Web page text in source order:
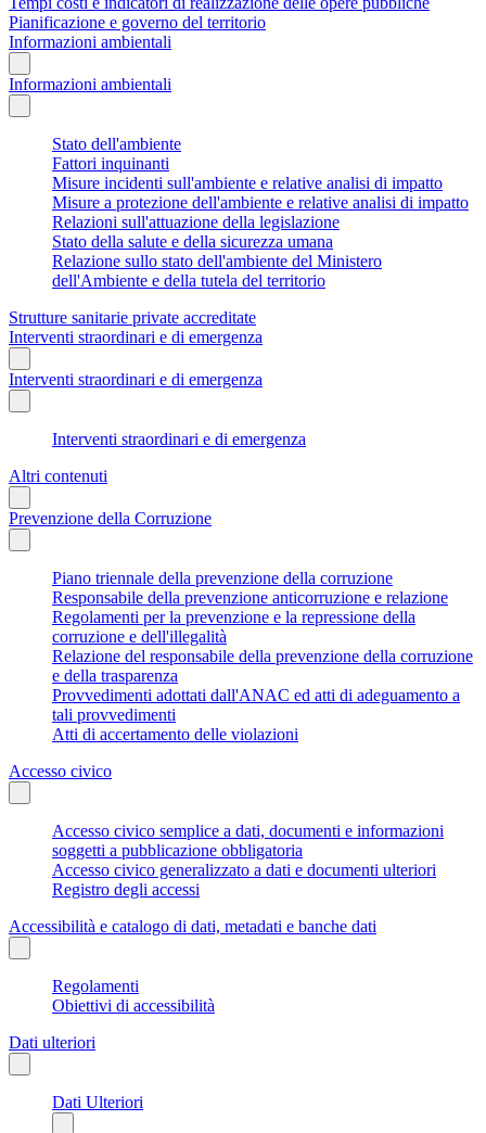
Pianificazione e governo del territorio
Informazioni ambientali
Informazioni ambientali
Stato dell'ambiente
Fattori inquinanti
Misure incidenti sull'ambiente e relative analisi di impatto
Misure a protezione dell'ambiente e relative analisi di impatto
Relazioni sull'attuazione della legislazione
Stato della salute e della sicurezza umana
Relazione sullo stato dell'ambiente del Ministero
dell'Ambiente e della tutela del territorio
Strutture sanitarie private accreditate
Interventi straordinari e di emergenza
Interventi straordinari e di emergenza
Interventi straordinari e di emergenza
Altri contenuti
Prevenzione della Corruzione
Piano triennale della prevenzione della corruzione
Responsabile della prevenzione anticorruzione e relazione
Regolamenti per la prevenzione e la repressione della
corruzione e dell'illegalità
Relazione del responsabile della prevenzione della corruzione
e della trasparenza
Provvedimenti adottati dall'ANAC ed atti di adeguamento a
tali provvedimenti
Atti di accertamento delle violazioni
Accesso civico
Accesso civico semplice a dati, documenti e informazioni
soggetti a pubblicazione obbligatoria
Accesso civico generalizzato a dati e documenti ulteriori
Registro degli accessi
Accessibilità e catalogo di dati, metadati e banche dati
Regolamenti
Obiettivi di accessibilità
Dati ulteriori
Dati Ulteriori